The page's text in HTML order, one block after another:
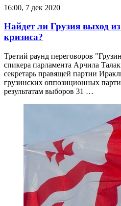
16:00, 7 дек 2020
Найдет ли Грузия выход
кризиса?
Третий раунд переговоров
спикера парламента Арчила
секретарь правящей партии
грузинских оппозиционных
результатам выборов 31 …